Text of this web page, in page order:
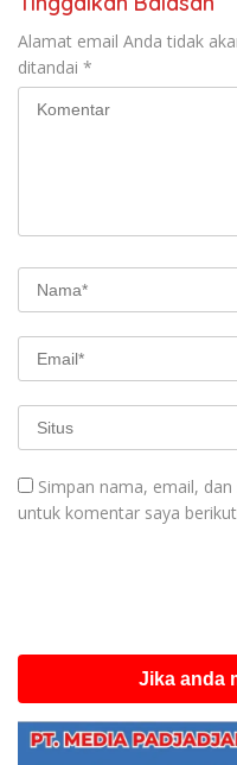
Alamat email Anda tidak
ditandai *
Simpan nama, email,
untuk komentar saya
Jika anda